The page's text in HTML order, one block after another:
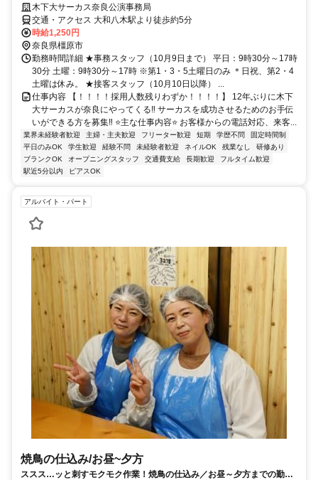
木下大サーカス奈良公演事務局
交通・アクセス 大和八木駅より徒歩約5分
時給1,250円
奈良県橿原市
勤務時間詳細 ★事務スタッフ（10月9日まで） 平日：9時30分～17時
30分 土曜：9時30分～17時 ※第1・3・5土曜日のみ ＊日祝、第2・4
土曜は休み。 ★接客スタッフ（10月10日以降） ...
仕事内容 【！！！！採用人数残りわずか！！！！】 12年ぶりに木下
大サーカスが奈良にやってくる‼ サーカスを成功させるためのお手伝
いができる方を募集‼ ⭐主な仕事内容⭐ お客様からの電話対応、来客...
業界未経験者歓迎 主婦・主夫歓迎 フリーター歓迎 短期 学歴不問
固定時間制
平日のみOK
学生歓迎 経験不問 未経験者歓迎 ネイルOK 残業なし
研修あり
ブランクOK
オープニングスタッフ 交通費支給 長期歓迎
フルタイム歓迎
駅近5分以内
ピアスOK
アルバイト・パート
焼鳥の仕込み/お昼~夕方
ススス…ッと刺すモクモク作業！焼鳥の仕込み／お昼～夕方までの勤務